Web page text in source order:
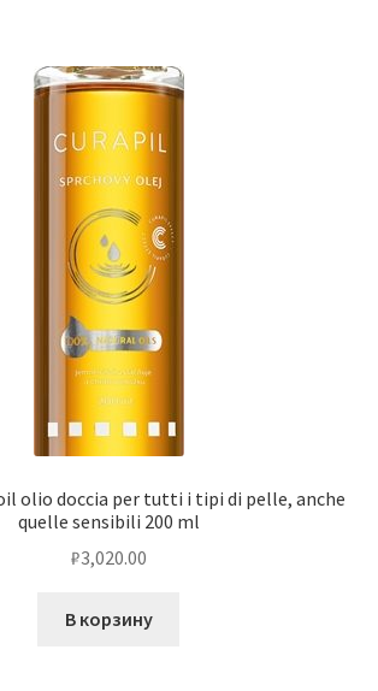
olio doccia per tutti i tipi di pelle, anche
quelle sensibili 200 ml
₽3,020.00
В корзину